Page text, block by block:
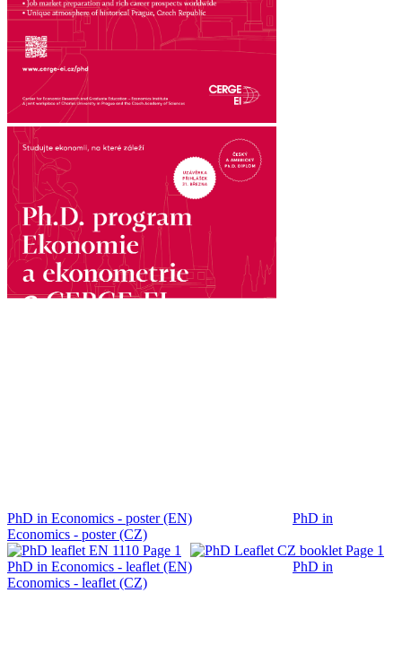
PhD in Economics - poster (EN)
PhD in
Economics - poster (CZ)
PhD in Economics - leaflet (EN)
PhD in
Economics - leaflet (CZ)